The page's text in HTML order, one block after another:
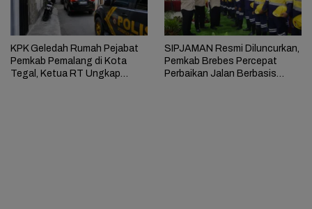
KPK Geledah Rumah Pejabat
Pemkab Pemalang di Kota
Tegal, Ketua RT Ungkap
SIPJAMAN Resmi Diluncurkan,
Pemkab Brebes Percepat
Perbaikan Jalan Berbasis